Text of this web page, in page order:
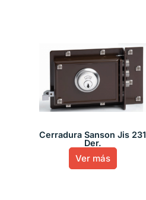
Cerradura Sanson Jis 231
Der.
Ver más